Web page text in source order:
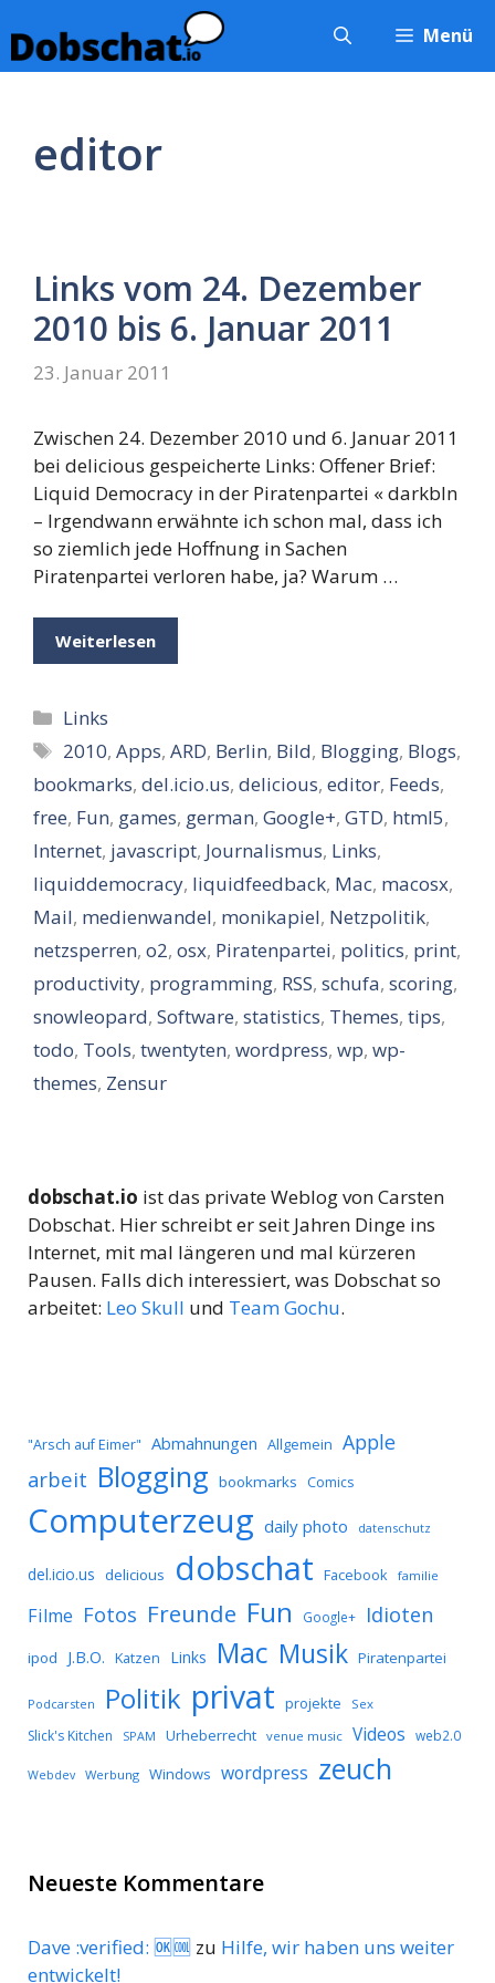
Inhalt
springen
Menü
editor
Links vom 24. Dezember
2010 bis 6. Januar 2011
23. Januar 2011
Zwischen 24. Dezember 2010 und 6. Januar 2011
bei delicious gespeicherte Links: Offener Brief:
Liquid Democracy in der Piratenpartei « darkbln
– Irgendwann erwähnte ich schon mal, dass ich
so ziemlich jede Hoffnung in Sachen
Piratenpartei verloren habe, ja? Warum …
Weiterlesen
Kategorien
Links
Schlagwörter
2010,Apps,ARD, Berlin, Bild, Blogging, Blogs,
bookmarks, del.icio.us, delicious, editor, Feeds,
free, Fun, games, german, Google+, GTD, html5,
Internet, javascript, Journalismus, Links,
liquiddemocracy, liquidfeedback, Mac, macosx,
Mail, medienwandel, monikapiel, Netzpolitik,
netzsperren, o2, osx, Piratenpartei, politics, print,
productivity, programming, RSS, schufa, scoring,
snowleopard, Software, statistics, Themes, tips,
todo, Tools, twentyten, wordpress, wp, wp-
themes, Zensur
dobschat.io ist das private Weblog von Carsten
Dobschat. Hier schreibt er seit Jahren Dinge ins
Internet, mit mal längeren und mal kürzeren
Pausen. Falls dich interessiert, was Dobschat so
arbeitet: Leo Skull und Team Gochu.
"Arsch auf Eimer" Abmahnungen Allgemein Apple
arbeit Blogging bookmarks Comics
Computerzeug daily photo datenschutz
del.icio.us delicious dobschat Facebook familie
Filme Fotos Freunde Fun Google+ Idioten
ipod J.B.O. Katzen Links Mac Musik Piratenpartei
Podcarsten Politik privat projekte Sex
Slick's Kitchen SPAM Urheberrecht venue music Videos web2.0
Webdev Werbung Windows wordpress zeuch
Neueste Kommentare
Dave :verified: 🆗🆒 zu Hilfe, wir haben uns weiter
entwickelt!